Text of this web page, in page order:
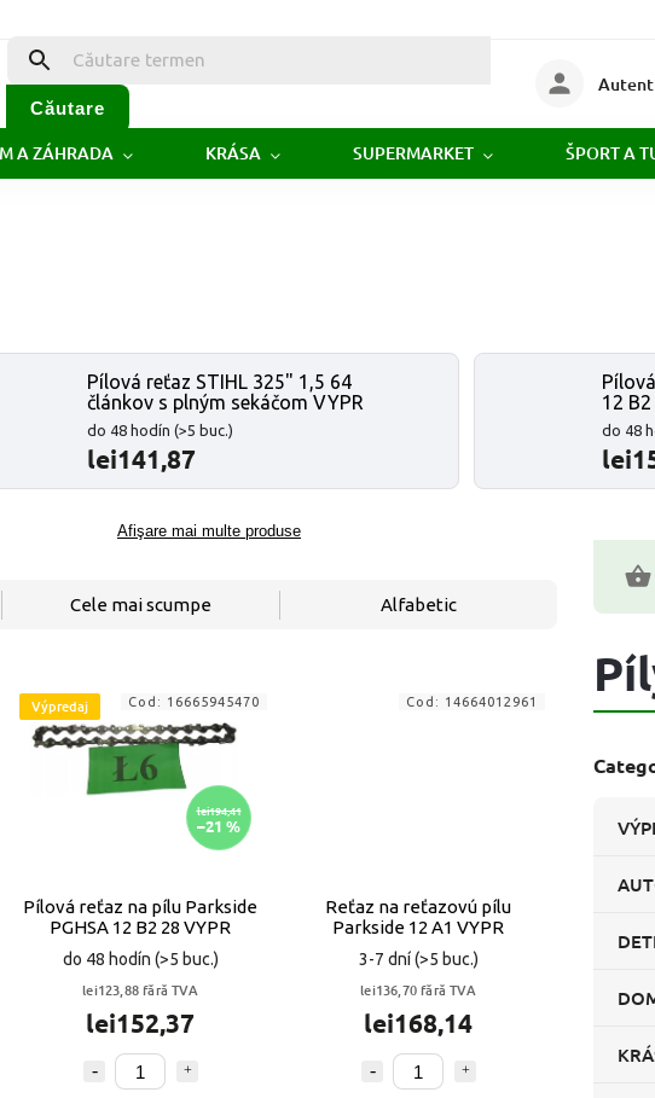
Căutare
A ZÁHRADA KRÁSA SUPERMARKET ŠPORT A
Pílová reťaz STIHL 325" 1,5 64
článkov s plným sekáčom VYPR
do 48 hodín(>5 buc.)
lei141,87
12
do 48
Afişare mai multe produse
Cele mai scumpe Alfabetic
Výpredaj
lei194,41
–21 %
Pílová reťaz na pílu Parkside
PGHSA 12 B2 28 VYPR
do 48 hodín (>5 buc.)
lei123,88 fără TVA
lei152,37
Cod: 16665945470
Reťaz na reťazovú pílu
Parkside 12 A1 VYPR
3-7 dní(>5 buc.)
lei136,70 fără TVA
lei168,14
Cod: 14664012961